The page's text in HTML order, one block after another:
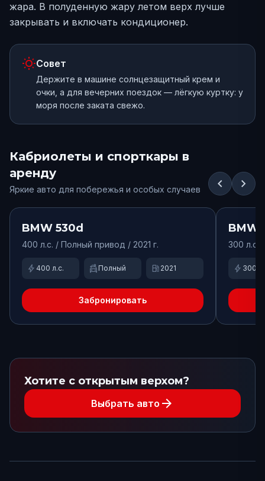
жара. В полуденную жару летом верх лучше
закрывать и включать кондиционер.
wb_sunnyСовет
Держите в машине солнцезащитный крем и
очки, а для вечерних поездок — лёгкую куртку: у
моря после заката свежо.
Кабриолеты и спорткары в
аренду
Яркие авто для побережья и особых случаев chevron_left chevron_right
Доступно
от15000₽/сут.
BMW 530d
400 л.с. / Полный привод / 2021 г.
bolt 400 л.с. swap_driving_apps Полный local_gas_station 2021
Забронировать
BMW
300 л.с.
bolt 300
Хотите с открытым верхом?
Выбрать авто arrow_forward